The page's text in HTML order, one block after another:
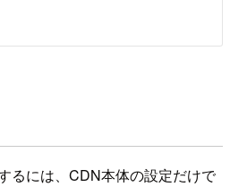
るには、CDN本体の設定だけで